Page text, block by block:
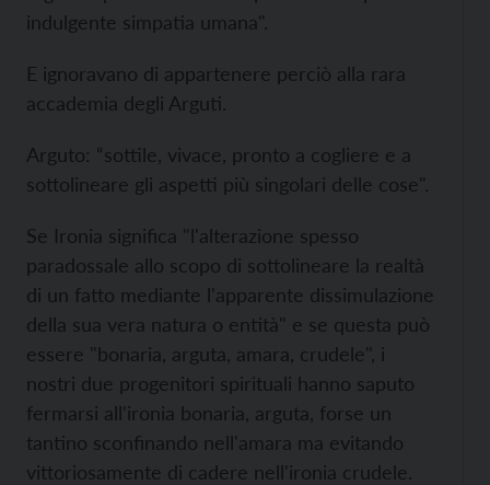
indulgente simpatia umana".
E ignoravano di appartenere perciò alla rara
accademia degli Arguti.
Arguto: “sottile, vivace, pronto a cogliere e a
sottolineare gli aspetti più singolari delle cose".
Se Ironia significa "l'alterazione spesso
paradossale allo scopo di sottolineare la realtà
di un fatto mediante l'apparente dissimulazione
della sua vera natura o entità" e se questa può
essere "bonaria, arguta, amara, crudele", i
nostri due progenitori spirituali hanno saputo
fermarsi all'ironia bonaria, arguta, forse un
tantino sconfinando nell'amara ma evitando
vittoriosamente di cadere nell'ironia crudele.